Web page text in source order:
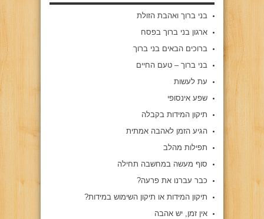
בני ברוך ואהבת הזולת
ארגון בני ברוך בפסח
ברוכים הבאים בני ברוך
בני ברוך – טעם החיים
עת לעשות
שפע אינסופי
תיקון המידות בקבלה
הגיע הזמן לאהבה אמתית
תפילות מהלב
סוף מעשה במחשבה תחילה
כבר עברנו את פרעה?
תיקון המידות או תיקון השימוש במידות?
אין זמן, יש אהבה